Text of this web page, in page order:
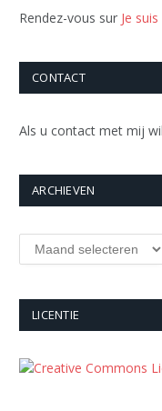
Rendez-vous sur Je
CONTACT
Als u contact met mij
ARCHIEVEN
Archieven
LICENTIE